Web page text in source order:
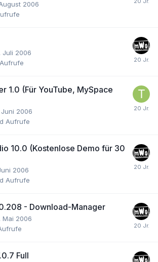
2006
Juli 2006
Aufrufe
1.0 (Für YouTube, MySpace
Juni 2006
Aufrufe
10.0 (Kostenlose Demo für 30
2006
Aufrufe
- Download-Manager
Mai 2006
Full